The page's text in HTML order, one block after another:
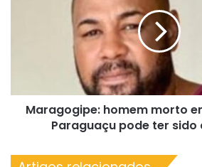
pode
Maragogipe: homem morto
Paraguaçu pode ter sido